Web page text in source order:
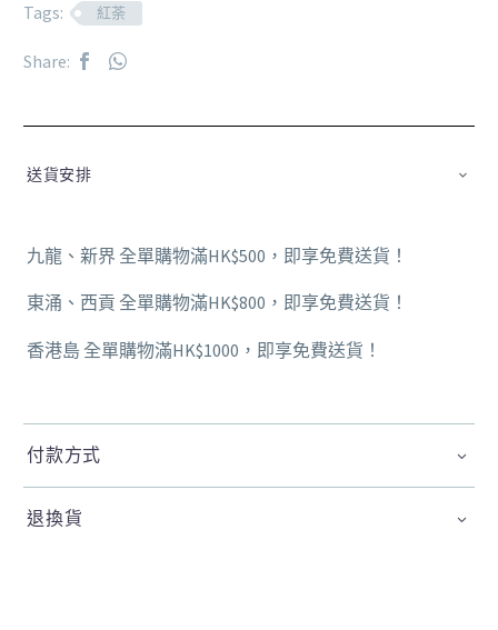
Tags: 紅荼
Share:
送貨安排
九龍、新界 全單購物滿HK$500，即享免費送貨！
東涌、西貢 全單購物滿HK$800，即享免費送貨！
香港島 全單購物滿HK$1000，即享免費送貨！
付款方式
退換貨